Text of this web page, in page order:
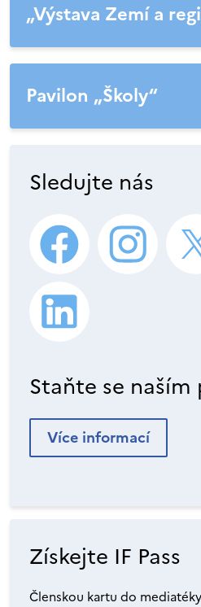
„Výstava Zemí a
Pavilon „Školy“
Sledujte nás
Staňte se
Více informací
Získejte IF Pass
Členskou kartu do